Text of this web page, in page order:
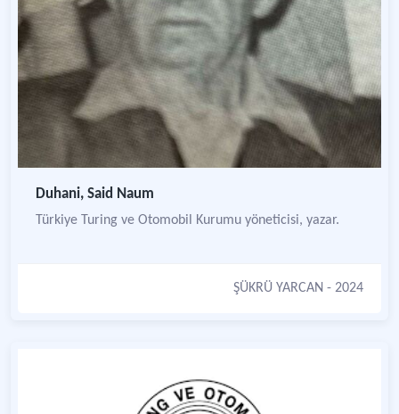
Duhani, Said Naum
Türkiye Turing ve Otomobil Kurumu yöneticisi, yazar.
ŞÜKRÜ YARCAN - 2024